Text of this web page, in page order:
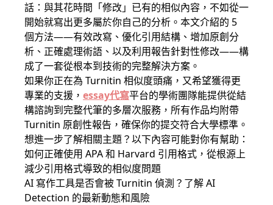
話：與其花時間「修改」已有的相似內容，不如從一
開始就寫出更多屬於你自己的分析。本文介紹的 5
個方法——有效改寫、優化引用結構、增加原創分
析、正確處理術語、以及利用報告針對性修改——構
成了一套從根本到技術的完整解決方案。
如果你正在為 Turnitin 相似度頭痛，又希望獲得更
專業的支援， essay代寫平台的學術團隊能提供從結
構諮詢到完整代筆的多層次服務，所有作品均附帶
Turnitin 原創性報告，確保你的提交符合大學標準。
想進一步了解相關主題？以下內容可能對你有幫助：
如何正確使用 APA 和 Harvard 引用格式，從根源上
減少引用格式導致的相似度問題
AI 寫作工具是否會被 Turnitin 偵測？了解 AI
Detection 的最新動態和風險